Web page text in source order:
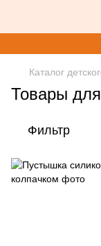
Каталог
Товары
Фильтр